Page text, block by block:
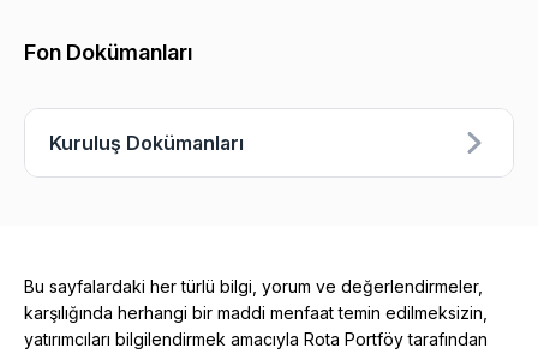
Fon Dokümanları
Kuruluş Dokümanları
Bu sayfalardaki her türlü bilgi, yorum ve değerlendirmeler,
karşılığında herhangi bir maddi menfaat temin edilmeksizin,
yatırımcıları bilgilendirmek amacıyla Rota Portföy tarafından